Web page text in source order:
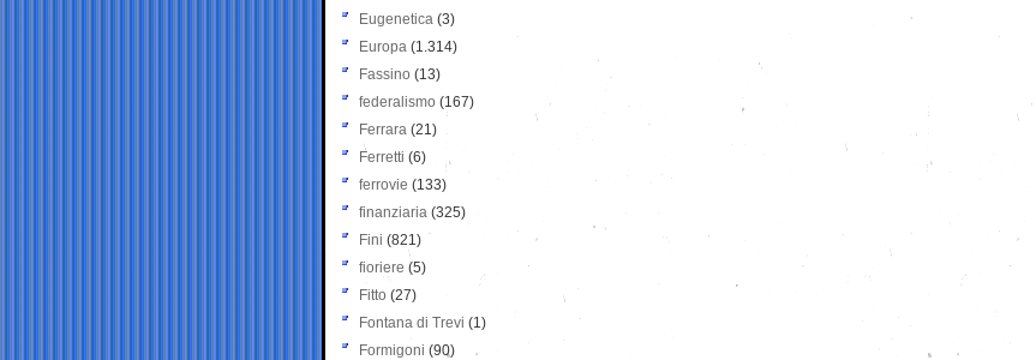
Eugenetica (3)
Europa (1.314)
Fassino (13)
federalismo (167)
Ferrara (21)
Ferretti (6)
ferrovie (133)
finanziaria (325)
Fini (821)
fioriere (5)
Fitto (27)
Fontana di Trevi (1)
Formigoni (90)